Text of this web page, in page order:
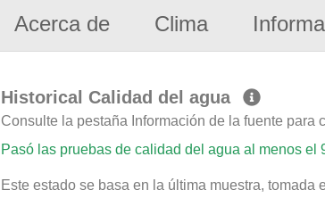
Acerca de Clima
Historical Calidad del agua
Consulte la pestaña Información de la fuente
Pasó las pruebas de calidad del agua al menos el
Este estado se basa en la última muestra, tomada